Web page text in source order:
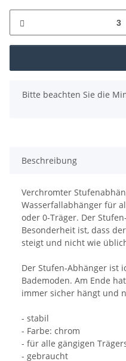
x
Bitte beachten Sie die
Beschreibung
Verchromter
Wasserfallabhänger für
oder 0-Träger. Der
Besonderheit ist, dass
steigt und nicht wie
Der Stufen-Abhänger ist
Bademoden. Am Ende
immer sicher hängt und
- stabil
- Farbe: chrom
- für alle gängigen
- gebraucht